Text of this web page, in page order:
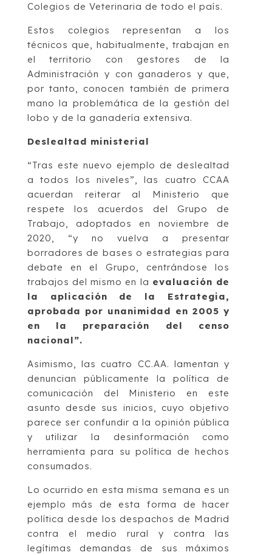
Colegios de Veterinaria de todo el país.
Estos colegios representan a los
técnicos que, habitualmente, trabajan en
el territorio con gestores de la
Administración y con ganaderos y que,
por tanto, conocen también de primera
mano la problemática de la gestión del
lobo y de la ganadería extensiva.
Deslealtad ministerial
“Tras este nuevo ejemplo de deslealtad
a todos los niveles”, las cuatro CCAA
acuerdan reiterar al Ministerio que
respete los acuerdos del Grupo de
Trabajo, adoptados en noviembre de
2020, “y no vuelva a presentar
borradores de bases o estrategias para
debate en el Grupo, centrándose los
trabajos del mismo en la evaluación de
la aplicación de la Estrategia,
aprobada por unanimidad en 2005 y
en la preparación del censo
nacional”.
Asimismo, las cuatro CC.AA. lamentan y
denuncian públicamente la política de
comunicación del Ministerio en este
asunto desde sus inicios, cuyo objetivo
parece ser confundir a la opinión pública
y utilizar la desinformación como
herramienta para su política de hechos
consumados.
Lo ocurrido en esta misma semana es un
ejemplo más de esta forma de hacer
política desde los despachos de Madrid
contra el medio rural y contra las
legítimas demandas de sus máximos